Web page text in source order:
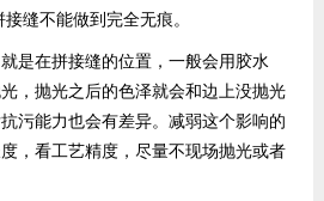
缝不能做到完全无痕。
是在拼接缝的位置，一般会用胶水
，抛光之后的色泽就会和边上没抛光
污能力也会有差异。减弱这个影响的
，看工艺精度，尽量不现场抛光或者